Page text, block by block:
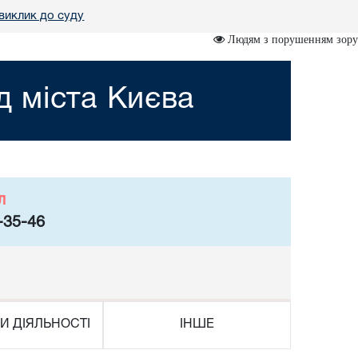
до суду
Людям з порушенням зору
міста Києва
35-46
ДІЯЛЬНОСТІ ІНШЕ